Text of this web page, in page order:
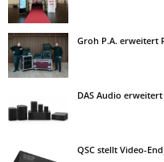
Groh P.A. erweitert
DAS Audio
QSC stellt Video-